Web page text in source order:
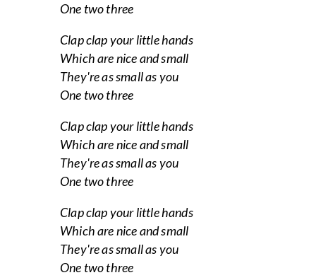
One two three
Clap clap your little hands
Which are nice and small
They're as small as you
One two three
Clap clap your little hands
Which are nice and small
They're as small as you
One two three
Clap clap your little hands
Which are nice and small
They're as small as you
One two three